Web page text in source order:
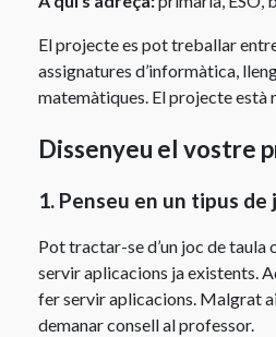
d’ús
lloc
útils
Concursos
i
Ús
a
El projecte es pot treballar
assignatures d’informàtica,
matemàtiques. El projecte està
Dissenyeu el vostre
1. Penseu en un tipus de
Pot tractar-se d’un joc de
servir aplicacions ja existents.
fer servir aplicacions. Malgrat
demanar consell al professor.